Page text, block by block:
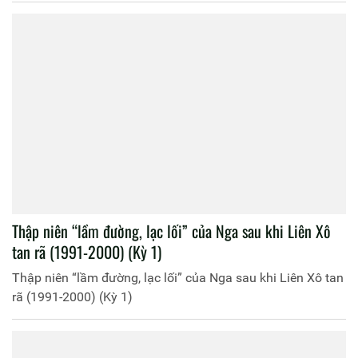
Thập niên “lầm đường, lạc lối” của Nga sau khi Liên Xô
tan rã (1991-2000) (Kỳ 1)
Thập niên “lầm đường, lạc lối” của Nga sau khi Liên Xô tan
rã (1991-2000) (Kỳ 1)